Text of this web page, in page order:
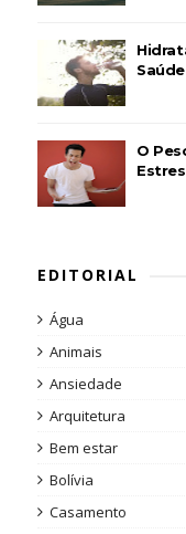
O
EDITORIAL
Água
Animais
Ansiedade
Arquitetura
Bem estar
Bolívia
Casamento